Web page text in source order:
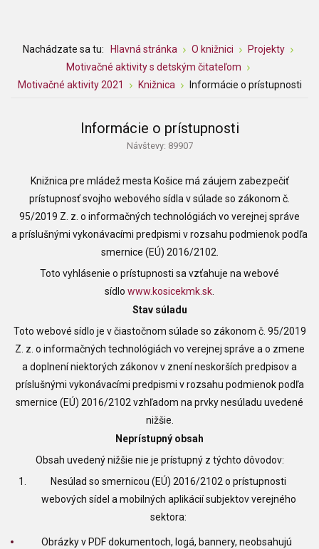
Nachádzate sa tu: Hlavná stránka O knižnici
Projekty
Motivačné aktivity s detským čitateľom
Motivačné aktivity 2021
Knižnica Informácie o prístupnosti
Informácie o prístupnosti
Návštevy: 89907
Knižnica pre mládež mesta Košice má záujem zabezpečiť
prístupnosť svojho webového sídla v súlade so zákonom č.
95/2019 Z. z. o informačných technológiách vo verejnej správe
a príslušnými vykonávacími predpismi v rozsahu podmienok podľa
smernice (EÚ) 2016/2102.
Toto vyhlásenie o prístupnosti sa vzťahuje na webové
sídlo www.kosicekmk.sk
Stav súladu
Toto webové sídlo je v čiastočnom súlade so zákonom č. 95/2019
Z. z. o informačných technológiách vo verejnej správe a o zmene
a doplnení niektorých zákonov v znení neskorších predpisov a
príslušnými vykonávacími predpismi v rozsahu podmienok podľa
smernice (EÚ) 2016/2102 vzhľadom na prvky nesúladu uvedené
nižšie.
Neprístupný obsah
Obsah uvedený nižšie nie je prístupný z týchto dôvodov:
Nesúlad so smernicou (EÚ) 2016/2102 o prístupnosti
webových sídel a mobilných aplikácií subjektov verejného
sektora:
Obrázky v PDF dokumentoch, logá, bannery, neobsahujú